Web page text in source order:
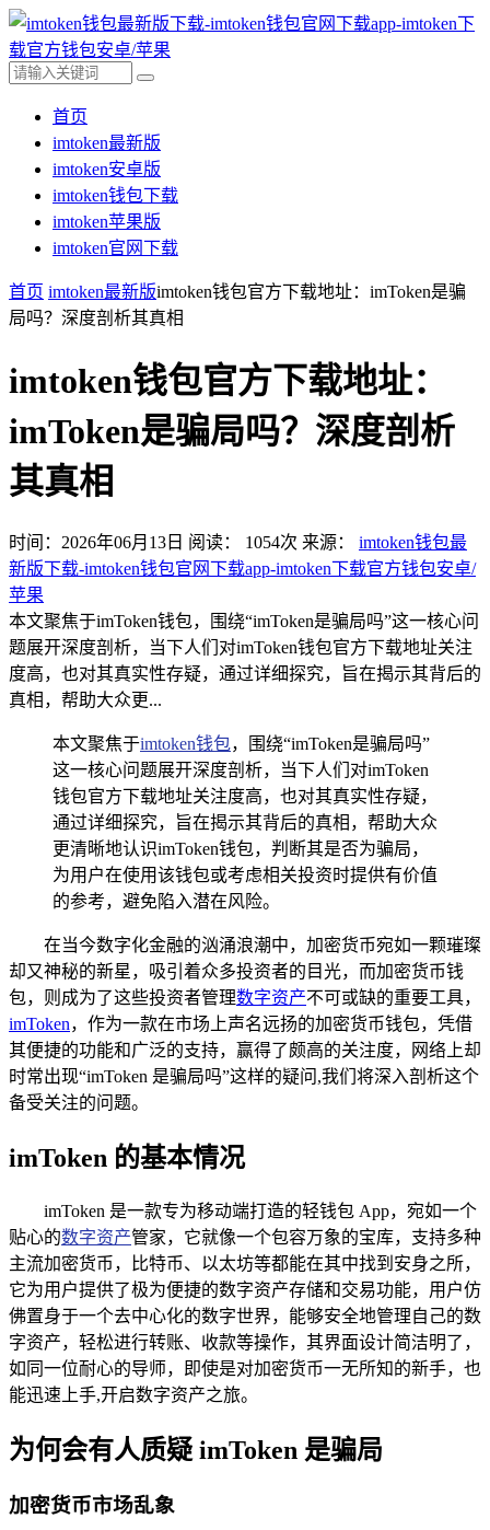
首页
imtoken最新版
imtoken安卓版
imtoken钱包下载
imtoken苹果版
imtoken官网下载
首页 imtoken最新版imtoken钱包官方下载地址：imToken是骗
局吗？深度剖析其真相
imtoken钱包官方下载地址：
imToken是骗局吗？深度剖析
其真相
时间：2026年06月13日 阅读： 1054次 来源： imtoken钱包最
新版下载-imtoken钱包官网下载app-imtoken下载官方钱包安卓/
苹果
本文聚焦于imToken钱包，围绕“imToken是骗局吗”这一核心问
题展开深度剖析，当下人们对imToken钱包官方下载地址关注
度高，也对其真实性存疑，通过详细探究，旨在揭示其背后的
真相，帮助大众更...
本文聚焦于imtoken钱包，围绕“imToken是骗局吗”
这一核心问题展开深度剖析，当下人们对imToken
钱包官方下载地址关注度高，也对其真实性存疑，
通过详细探究，旨在揭示其背后的真相，帮助大众
更清晰地认识imToken钱包，判断其是否为骗局，
为用户在使用该钱包或考虑相关投资时提供有价值
的参考，避免陷入潜在风险。
在当今数字化金融的汹涌浪潮中，加密货币宛如一颗璀璨
却又神秘的新星，吸引着众多投资者的目光，而加密货币钱
包，则成为了这些投资者管理数字资产不可或缺的重要工具，
imToken，作为一款在市场上声名远扬的加密货币钱包，凭借
其便捷的功能和广泛的支持，赢得了颇高的关注度，网络上却
时常出现“imToken 是骗局吗”这样的疑问,我们将深入剖析这个
备受关注的问题。
imToken 的基本情况
imToken 是一款专为移动端打造的轻钱包 App，宛如一个
贴心的数字资产管家，它就像一个包容万象的宝库，支持多种
主流加密货币，比特币、以太坊等都能在其中找到安身之所，
它为用户提供了极为便捷的数字资产存储和交易功能，用户仿
佛置身于一个去中心化的数字世界，能够安全地管理自己的数
字资产，轻松进行转账、收款等操作，其界面设计简洁明了，
如同一位耐心的导师，即使是对加密货币一无所知的新手，也
能迅速上手,开启数字资产之旅。
为何会有人质疑 imToken 是骗局
加密货币市场乱象